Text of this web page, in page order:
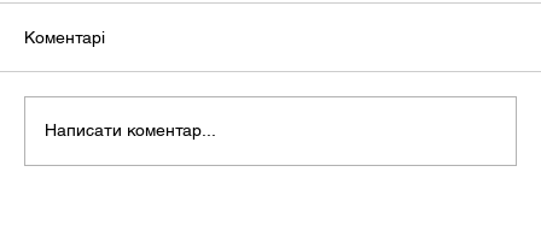
Коментарі
Написати коментар...